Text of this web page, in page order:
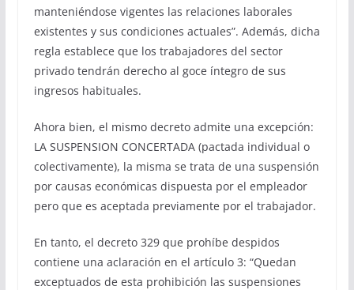
manteniéndose vigentes las relaciones laborales
existentes y sus condiciones actuales”. Además, dicha
regla establece que los trabajadores del sector
privado tendrán derecho al goce íntegro de sus
ingresos habituales.
Ahora bien, el mismo decreto admite una excepción:
LA SUSPENSION CONCERTADA (pactada individual o
colectivamente), la misma se trata de una suspensión
por causas económicas dispuesta por el empleador
pero que es aceptada previamente por el trabajador.
En tanto, el decreto 329 que prohíbe despidos
contiene una aclaración en el artículo 3: “Quedan
exceptuados de esta prohibición las suspensiones